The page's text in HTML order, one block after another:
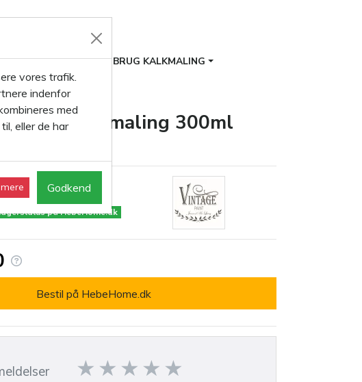
2,5 LITER BRUG KALKMALING
til kalkmaling 300ml
på HebeHome.dk
Bestil på HebeHome.dk
vores trafik.
indenfor
med
eller de har
Godkend